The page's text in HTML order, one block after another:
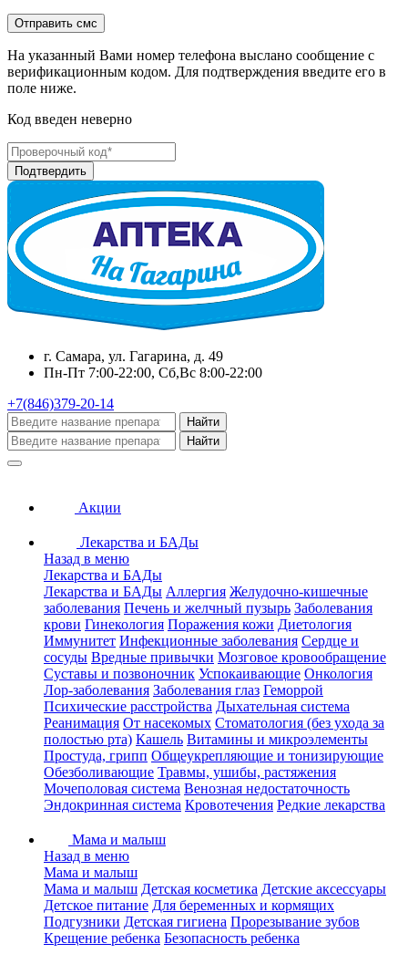
На указанный Вами номер телефона выслано сообщение с
верификационным кодом. Для подтверждения введите его в
поле ниже.
Код введен неверно
г. Самара, ул. Гагарина, д. 49
Пн-Пт 7:00-22:00, Сб,Вс 8:00-22:00
+7(846)379-20-14
Найти
Найти
Акции
Лекарства и БАДы
Назад в меню
Лекарства и БАДы
Лекарства и БАДы Аллергия Желудочно-кишечные
заболевания Печень и желчный пузырь Заболевания
крови Гинекология Поражения кожи Диетология
Иммунитет Инфекционные заболевания Сердце и
сосуды Вредные привычки Мозговое кровообращение
Суставы и позвоночник Успокаивающие Онкология
Лор-заболевания Заболевания глаз Геморрой
Психические расстройства Дыхательная система
Реанимация От насекомых Стоматология (без ухода за
полостью рта) Кашель Витамины и микроэлементы
Простуда, грипп Общеукрепляющие и тонизирующие
Обезболивающие Травмы, ушибы, растяжения
Мочеполовая система Венозная недостаточность
Эндокринная система Кровотечения Редкие лекарства
Мама и малыш
Назад в меню
Мама и малыш
Мама и малыш Детская косметика Детские аксессуары
Детское питание Для беременных и кормящих
Подгузники Детская гигиена Прорезывание зубов
Крещение ребенка Безопасность ребенка